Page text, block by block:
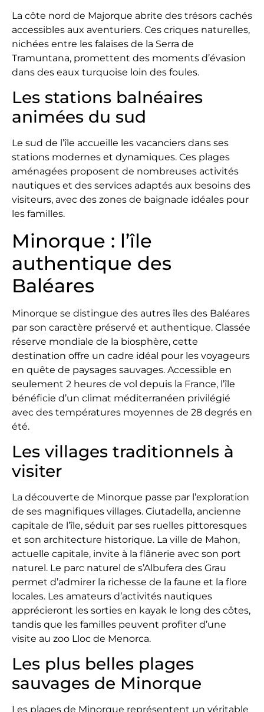
La côte nord de Majorque abrite des trésors cachés
accessibles aux aventuriers. Ces criques naturelles,
nichées entre les falaises de la Serra de
Tramuntana, promettent des moments d’évasion
dans des eaux turquoise loin des foules.
Les stations balnéaires
animées du sud
Le sud de l’île accueille les vacanciers dans ses
stations modernes et dynamiques. Ces plages
aménagées proposent de nombreuses activités
nautiques et des services adaptés aux besoins des
visiteurs, avec des zones de baignade idéales pour
les familles.
Minorque : l’île
authentique des
Baléares
Minorque se distingue des autres îles des Baléares
par son caractère préservé et authentique. Classée
réserve mondiale de la biosphère, cette
destination offre un cadre idéal pour les voyageurs
en quête de paysages sauvages. Accessible en
seulement 2 heures de vol depuis la France, l’île
bénéficie d’un climat méditerranéen privilégié
avec des températures moyennes de 28 degrés en
été.
Les villages traditionnels à
visiter
La découverte de Minorque passe par l’exploration
de ses magnifiques villages. Ciutadella, ancienne
capitale de l’île, séduit par ses ruelles pittoresques
et son architecture historique. La ville de Mahon,
actuelle capitale, invite à la flânerie avec son port
naturel. Le parc naturel de s’Albufera des Grau
permet d’admirer la richesse de la faune et la flore
locales. Les amateurs d’activités nautiques
apprécieront les sorties en kayak le long des côtes,
tandis que les familles peuvent profiter d’une
visite au zoo Lloc de Menorca.
Les plus belles plages
sauvages de Minorque
Les plages de Minorque représentent un véritable